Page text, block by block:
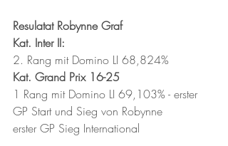
Resulatat Robynne Graf
Kat. Inter II:
2. Rang mit Domino LI 68,824%
Kat. Grand Prix 16-25
1 Rang mit Domino LI 69,103% - erster
GP Start und Sieg von Robynne
erster GP Sieg International